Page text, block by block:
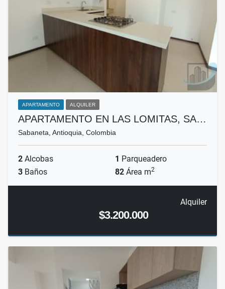
APARTAMENTO ALQUILER
APARTAMENTO EN LAS LOMITAS, SA…
Sabaneta, Antioquia, Colombia
2 Alcobas 1 Parqueadero
3 Baños 82 Área m2
Alquiler
$3.200.000